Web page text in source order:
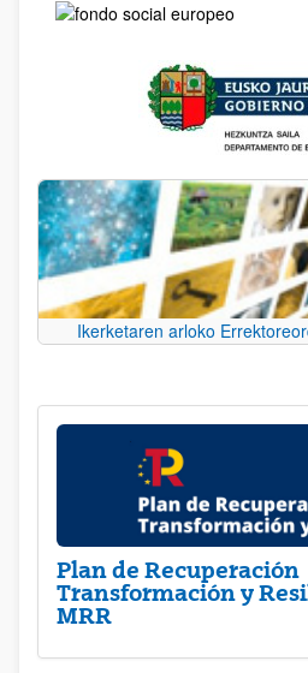
Ikerketaren arloko
Plan de Recuperación
Transformación y
MRR